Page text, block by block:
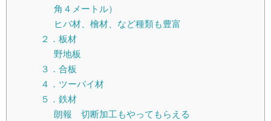
角４メートル）
ヒバ材、檜材、など種類も豊富
２．板材
野地板
３．合板
４．ツーバイ材
５．鉄材
朗報 切断加工もやってもらえる